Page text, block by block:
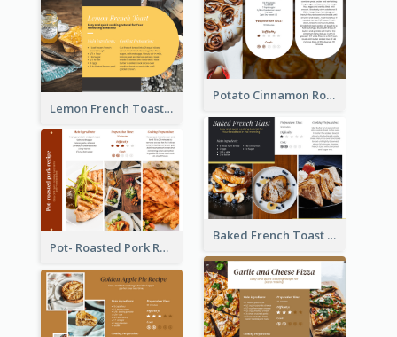
Potato Cinnamon Rolla Recipe Card
Lemon French Toast Recipe Card
Baked French Toast Recipe Card
Pot- Roasted Pork Recipe Card